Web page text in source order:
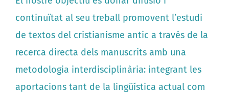
continuïtat al seu treball promovent l’estudi
de textos del cristianisme antic a través de la
recerca directa dels manuscrits amb una
metodologia interdisciplinària: integrant les
aportacions tant de la lingüística actual com